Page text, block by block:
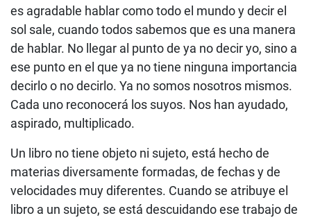
es agradable hablar como todo el mundo y decir el
sol sale, cuando todos sabemos que es una manera
de hablar. No llegar al punto de ya no decir yo, sino a
ese punto en el que ya no tiene ninguna importancia
decirlo o no decirlo. Ya no somos nosotros mismos.
Cada uno reconocerá los suyos. Nos han ayudado,
aspirado, multiplicado.
Un libro no tiene objeto ni sujeto, está hecho de
materias diversamente formadas, de fechas y de
velocidades muy diferentes. Cuando se atribuye el
libro a un sujeto, se está descuidando ese trabajo de